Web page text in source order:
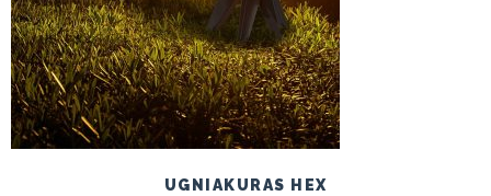
UGNIAKURAS HEX